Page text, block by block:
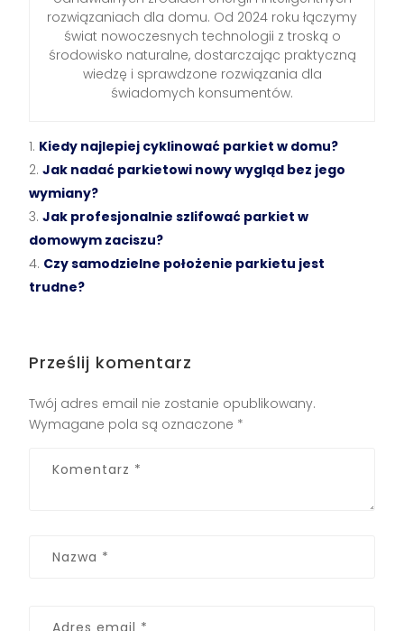
rozwiązaniach dla domu. Od 2024 roku łączymy
świat nowoczesnych technologii z troską o
środowisko naturalne, dostarczając praktyczną
wiedzę i sprawdzone rozwiązania dla
świadomych konsumentów.
Kiedy najlepiej cyklinować parkiet w domu?
Jak nadać parkietowi nowy wygląd bez jego
wymiany?
Jak profesjonalnie szlifować parkiet w
domowym zaciszu?
Czy samodzielne położenie parkietu jest
trudne?
Prześlij komentarz
Twój adres email nie zostanie opublikowany.
Wymagane pola są oznaczone *